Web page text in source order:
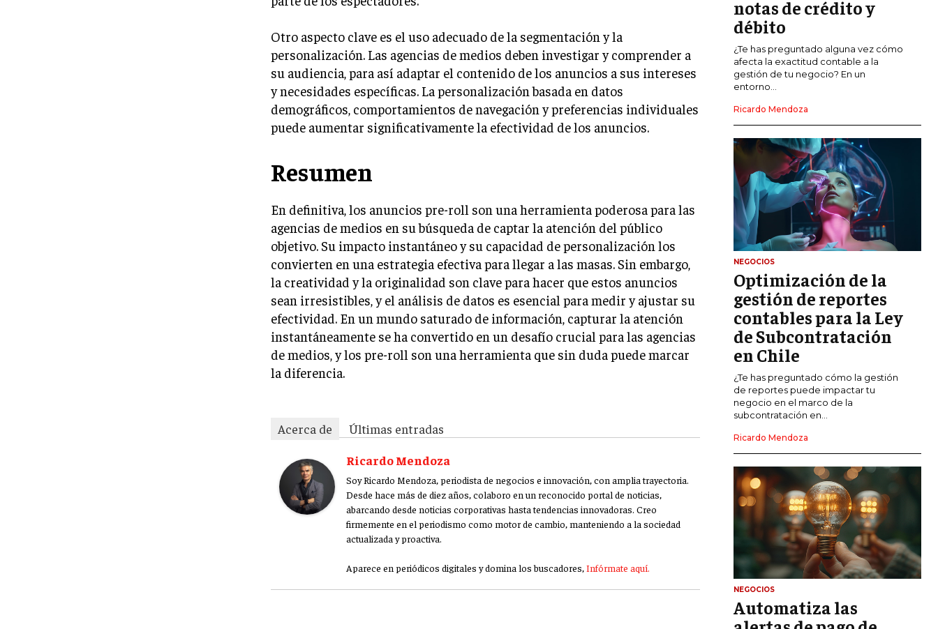
MARKETING DE INFLUENCERS
E-COMMERCE
E-COMMERCE Y COMERCIO ELECTRÓNICO
ESTRATEGIAS DE PRICING Y GESTIÓN DE
GESTIÓN DE CRISIS EMPRESARIALES
EMPRESAS Y STARTUPS TECNOLÓGICAS
GESTIÓN DE LA EXPERIENCIA DEL
CLIENTE
PROYECTOS
GESTIÓN DE PROYECTOS
GESTIÓN DE OPERACIONES Y CADENA
DE SUMINISTRO
LOGÍSTICA EMPRESARIAL
CALIDAD Y MEJORA CONTINUA
TALENTOS
RECURSOS HUMANOS Y GESTIÓN DEL
TALENTO
RECLUTAMIENTO Y SELECCIÓN
DESARROLLO DE PERSONAL
GESTIÓN DEL DESEMPEÑO
CULTURA Y CLIMA ORGANIZACIONAL
ÉTICA EMPRESARIAL Y
RESPONSABILIDAD SOCIAL
BLOG
Otro aspecto clave es el uso adecuado de la segmentación y la
personalización. Las agencias de medios deben investigar y comprender a
su audiencia, para así adaptar el contenido de los anuncios a sus intereses
y necesidades específicas. La personalización basada en datos
demográficos, comportamientos de navegación y preferencias individuales
puede aumentar significativamente la efectividad de los anuncios.
Resumen
En definitiva, los anuncios pre-roll son una herramienta poderosa para las
agencias de medios en su búsqueda de captar la atención del público
objetivo. Su impacto instantáneo y su capacidad de personalización los
convierten en una estrategia efectiva para llegar a las masas. Sin embargo,
la creatividad y la originalidad son clave para hacer que estos anuncios
sean irresistibles, y el análisis de datos es esencial para medir y ajustar su
efectividad. En un mundo saturado de información, capturar la atención
instantáneamente se ha convertido en un desafío crucial para las agencias
de medios, y los pre-roll son una herramienta que sin duda puede marcar
la diferencia.
Acerca de
Últimas entradas
Ricardo Mendoza
Soy Ricardo Mendoza, periodista de negocios e innovación, con amplia trayectoria.
Desde hace más de diez años, colaboro en un reconocido portal de noticias,
abarcando desde noticias corporativas hasta tendencias innovadoras. Creo
firmemente en el periodismo como motor de cambio, manteniendo a la sociedad
actualizada y proactiva.
Aparece en periódicos digitales y domina los buscadores,Infórmate aquí.
notas de crédito y
débito
¿Te has preguntado alguna vez cómo
afecta la exactitud contable a la
gestión de tu negocio? En un
entorno...
Ricardo Mendoza
NEGOCIOS
Optimización de la
gestión de reportes
contables para la Ley
de Subcontratación
en Chile
¿Te has preguntado cómo la gestión
de reportes puede impactar tu
negocio en el marco de la
subcontratación en...
Ricardo Mendoza
NEGOCIOS
Automatiza las